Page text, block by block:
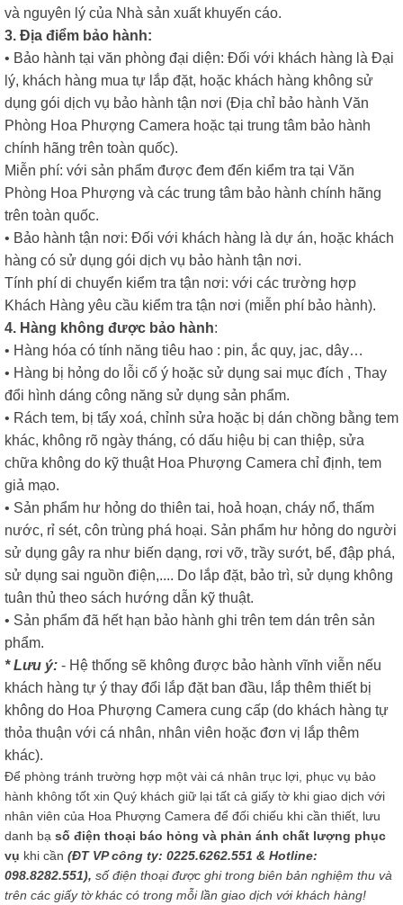
và nguyên lý của Nhà sản xuất khuyến cáo.
3. Địa điểm bảo hành:
• Bảo hành tại văn phòng đại diện: Đối với khách hàng là Đại
lý, khách hàng mua tự lắp đặt, hoặc khách hàng không sử
dụng gói dịch vụ bảo hành tận nơi (Địa chỉ bảo hành Văn
Phòng Hoa Phượng Camera hoặc tại trung tâm bảo hành
chính hãng trên toàn quốc).
Miễn phí: với sản phẩm được đem đến kiểm tra tại Văn
Phòng Hoa Phượng và các trung tâm bảo hành chính hãng
trên toàn quốc.
• Bảo hành tận nơi: Đối với khách hàng là dự án, hoặc khách
hàng có sử dụng gói dịch vụ bảo hành tận nơi.
Tính phí di chuyển kiểm tra tận nơi: với các trường hợp
Khách Hàng yêu cầu kiểm tra tận nơi (miễn phí bảo hành).
4. Hàng không được bảo hành:
• Hàng hóa có tính năng tiêu hao : pin, ắc quy, jac, dây…
• Hàng bị hỏng do lỗi cố ý hoặc sử dụng sai mục đích , Thay
đổi hình dáng công năng sử dụng sản phẩm.
• Rách tem, bị tẩy xoá, chỉnh sửa hoặc bị dán chồng bằng tem
khác, không rõ ngày tháng, có dấu hiệu bị can thiệp, sửa
chữa không do kỹ thuật Hoa Phượng Camera chỉ định, tem
giả mạo.
• Sản phẩm hư hỏng do thiên tai, hoả hoạn, cháy nổ, thấm
nước, rỉ sét, côn trùng phá hoại. Sản phẩm hư hỏng do người
sử dụng gây ra như biến dạng, rơi vỡ, trầy sướt, bể, đập phá,
sử dụng sai nguồn điện,.... Do lắp đặt, bảo trì, sử dụng không
tuân thủ theo sách hướng dẫn kỹ thuật.
• Sản phẩm đã hết hạn bảo hành ghi trên tem dán trên sản
phẩm.
* Lưu ý: - Hệ thống sẽ không được bảo hành vĩnh viễn nếu
khách hàng tự ý thay đổi lắp đặt ban đầu, lắp thêm thiết bị
không do Hoa Phượng Camera cung cấp (do khách hàng tự
thỏa thuận với cá nhân, nhân viên hoặc đơn vị lắp thêm
khác).
Để phòng tránh trường hợp một vài cá nhân trục lợi, phục vụ bảo
hành không tốt xin Quý khách giữ lại tất cả giấy tờ khi giao dịch với
nhân viên của Hoa Phượng Camera để đối chiếu khi cần thiết, lưu
danh bạ số điện thoại báo hỏng và phản ánh chất lượng phục
vụ khi cần (ĐT VP công ty: 0225.6262.551 & Hotline:
098.8282.551), số điện thoại được ghi trong biên bản nghiệm thu và
trên các giấy tờ khác có trong mỗi lần giao dịch với khách hàng!